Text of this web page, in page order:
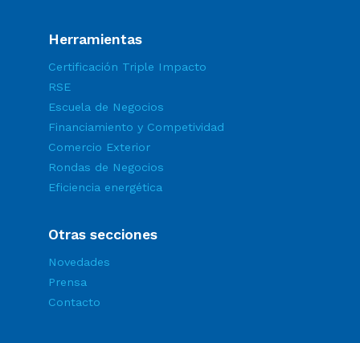
Herramientas
Certificación Triple Impacto
RSE
Escuela de Negocios
Financiamiento y Competividad
Comercio Exterior
Rondas de Negocios
Eficiencia energética
Otras secciones
Novedades
Prensa
Contacto